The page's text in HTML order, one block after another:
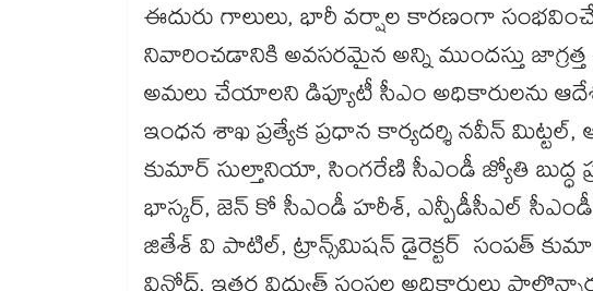
ఈదురు గాలులు, భారీ వర్షాల కారణంగా
నివారించడానికి అవసరమైన అన్ని ముందస్తు జాగ్రత్త
అమలు చేయాలని డిప్యూటీ సీఎం అధికారుల‌‌‌‌‌‌‌‌‌‌‌‌‌‌‌‌‌‌‌‌‌‌‌‌‌‌‌‌‌‌‌‌‌‌‌‌‌‌‌‌‌‌‌‌‌‌‌‌‌‌‌‌‌‌‌‌‌‌‌‌‌‌‌‌‌‌‌‌‌‌‌‌‌‌‌‌‌‌‌‌‌‌‌‌‌‌‌‌‌‌‌‌‌‌‌‌‌‌‌‌‌‌‌‌‌‌‌‌‌‌‌‌‌‌‌‌‌‌‌‌‌‌‌‌‌‌‌‌ను
ఇంధన శాఖ ప్రత్యేక ప్రధాన కార్యదర్శి నవీన్ మిట్టల్,
కుమార్ సుల్తానియా, సింగ‌‌‌‌‌‌‌‌‌‌‌‌‌‌‌‌‌‌‌‌‌‌‌‌‌‌‌‌‌‌‌‌‌‌‌‌‌‌‌‌‌‌‌‌‌‌‌‌‌‌‌‌‌‌‌‌‌‌‌‌‌‌‌‌‌‌‌‌‌‌‌‌‌‌‌‌‌‌‌‌‌‌‌‌‌‌‌‌‌‌‌‌‌‌‌‌‌‌‌‌‌‌‌‌‌‌‌‌‌‌‌‌‌‌‌‌‌‌‌‌‌‌‌‌‌‌‌‌రేణి సీఎండీ జ్యోతి బుద్ధ
భాస్కర్, జెన్ కో సీఎండీ హరీశ్, ఎన్పీడీసీఎల్ సీఎండీ
జితేశ్ వి పాటిల్, ట్రాన్స్‌‌‌‌‌‌‌‌‌‌‌‌‌‌‌‌‌‌‌‌‌‌‌‌‌‌‌‌‌‌‌‌‌‌‌‌‌‌‌‌‌‌‌‌‌‌‌‌‌‌‌‌‌‌‌‌‌‌‌‌‌‌‌‌‌‌‌‌‌‌‌‌‌‌‌‌‌‌‌‌‌‌‌‌‌‌‌‌‌‌‌‌‌‌‌‌‌‌‌‌‌‌‌‌‌‌‌‌‌‌‌‌‌‌‌‌‌‌‌‌‌‌‌‌‌‌‌‌మిషన్ డైరెక్టర్ సంపత్